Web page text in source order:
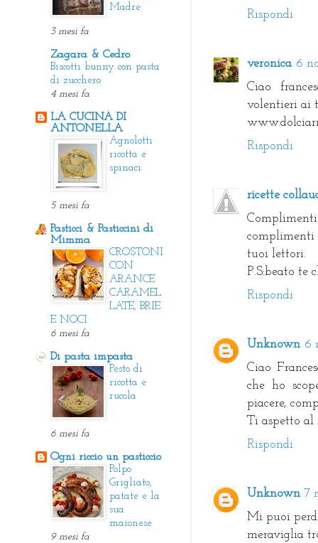
Rispondi
veronica 6
Ciao
volentieri ai
Rispondi
ricette
tuoi lettori.
P.S:beato te
Rispondi
Unknown 6
Ciao
che ho
piacere,
Ti aspetto al
Rispondi
Unknown 7
Mi puoi
meraviglia
Madre
3 mesi fa
Zagara & Cedro
Biscotti bunny con pasta
di zucchero
4 mesi fa
LA CUCINA DI
ANTONELLA
Agnolotti
ricotta e
spinaci
5 mesi fa
Pasticci & Pasticcini di
Mimma
CROSTONI
CON
ARANCE
CARAMEL
LATE, BRIE
E NOCI
6 mesi fa
Di pasta impasta
Pesto di
ricotta e
rucola
6 mesi fa
Ogni riccio un pasticcio
Polpo
Grigliato,
patate e la
sua
maionese
9 mesi fa